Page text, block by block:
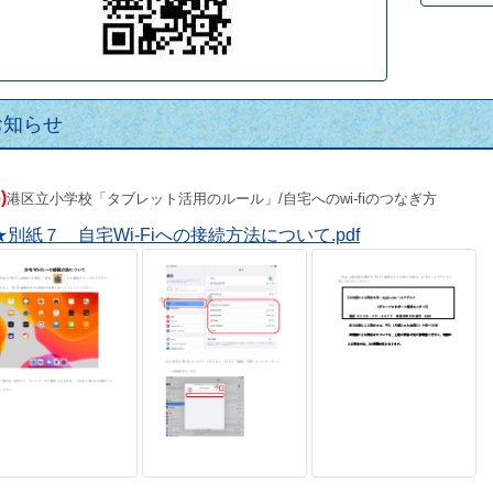
らせ
)港区立小学校「タブレット活用のルール」/自宅へのwi-fiのつなぎ方
紙７ 自宅Wi-Fiへの接続方法について.pdf